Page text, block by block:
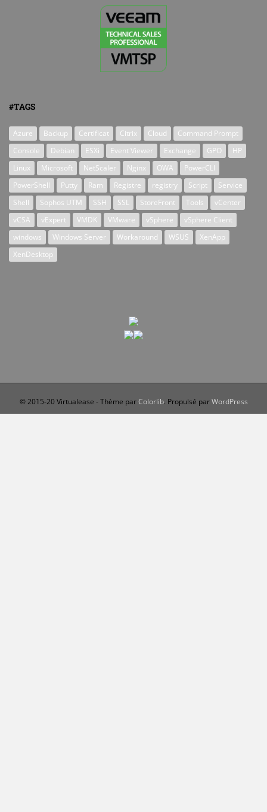
#TAGS
Azure Backup Certificat Citrix Cloud
Command Prompt
Console
Debian ESXi Event Viewer Exchange GPO
HP
Linux
Microsoft NetScaler Nginx OWA
PowerCLI
PowerShell
Putty Ram Registre registry Script
Service
Shell
Sophos UTM SSH SSL StoreFront Tools
vCenter
vCSA
vExpert VMDK VMware vSphere
vSphere Client
windows
Windows Server Workaround WSUS
XenApp
XenDesktop
© 2015-20 Virtualease - Thème parColorlib. Propulsé parWordPress